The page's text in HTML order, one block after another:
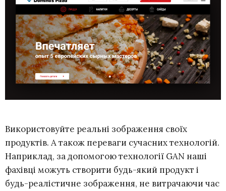
Використовуйте реальні зображення своїх
продуктів. А також переваги сучасних технологій.
Наприклад, за допомогою технології GAN наші
фахівці можуть створити будь-який продукт і
будь-реалістичне зображення, не витрачаючи час